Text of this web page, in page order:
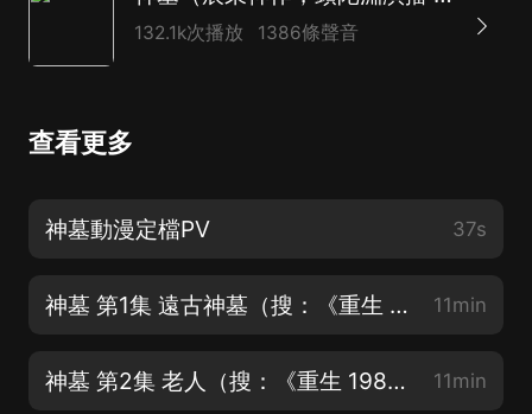
132.1k次播放 1386條聲音
查看更多
神墓動漫定檔PV 37s
神墓 第1集 遠古神墓（搜：《重生 1980：開局迎娶姐姐閨蜜》） 11min
神墓 第2集 老人（搜：《重生 1980：開局迎娶姐姐閨蜜》） 11min